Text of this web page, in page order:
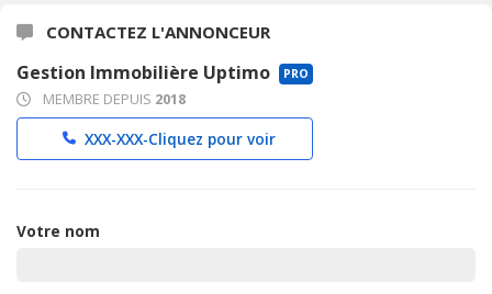
CONTACTEZ L'ANNONCEUR
Gestion Immobilière Uptimo PRO
MEMBRE DEPUIS 2018
XXX-XXX-Cliquez pour voir
Votre nom